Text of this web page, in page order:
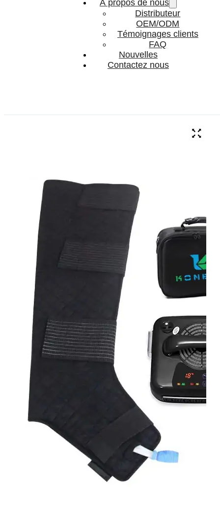
À propos de nous
Distributeur
OEM/ODM
Témoignages clients
FAQ
Nouvelles
Contactez nous